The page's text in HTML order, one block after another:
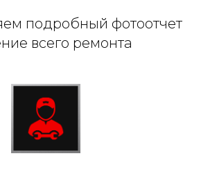
подробный фотоотчет
всего ремонта